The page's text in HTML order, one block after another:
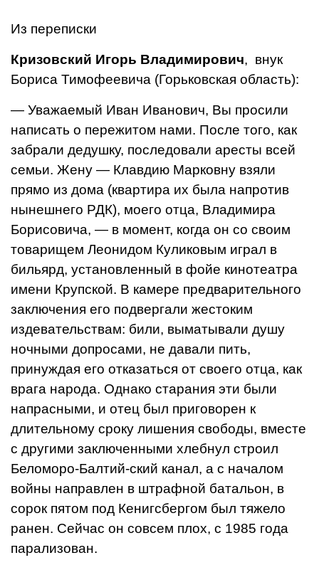
Из переписки
Кризовский Игорь Владимирович, внук
Бориса Тимофеевича (Горьковская область):
— Уважаемый Иван Иванович, Вы просили
написать о пережитом нами. После того, как
забра­ли дедушку, последовали арес­ты всей
семьи. Жену — Клавдию Марковну взяли
прямо из дома (квартира их была напротив
ны­нешнего РДК), моего отца, Вла­димира
Борисовича, — в момент, когда он со своим
товарищем Леонидом Куликовым играл в
бильярд, установленный в фойе кинотеатра
имени Крупской. В камере предварительного
заклю­чения его подвергали жестоким
издевательствам: били, выматы­вали душу
ночными допросами, не давали пить,
принуждая его отказаться от своего отца, как
врага народа. Однако старания эти были
напрасными, и отец был приговорен к
длительному сроку лишения свободы, вместе
с другими заключенными хлебнул строил
Беломоро-Балтий-ский канал, а с началом
войны направлен в штрафной батальон, в
сорок пятом под Кенигсбергом был тяжело
ранен. Сейчас он совсем плох, с 1985 года
парали­зован.